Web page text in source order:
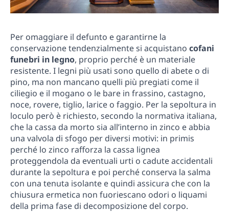
Per omaggiare il defunto e garantirne la
conservazione tendenzialmente si acquistano cofani
funebri in legno, proprio perché è un materiale
resistente. I legni più usati sono quello di abete o di
pino, ma non mancano quelli più pregiati come il
ciliegio e il mogano o le bare in frassino, castagno,
noce, rovere, tiglio, larice o faggio. Per la sepoltura in
loculo però è richiesto, secondo la normativa italiana,
che la cassa da morto sia all’interno in zinco e abbia
una valvola di sfogo per diversi motivi: in primis
perché lo zinco rafforza la cassa lignea
proteggendola da eventuali urti o cadute accidentali
durante la sepoltura e poi perché conserva la salma
con una tenuta isolante e quindi assicura che con la
chiusura ermetica non fuoriescano odori o liquami
della prima fase di decomposizione del corpo.